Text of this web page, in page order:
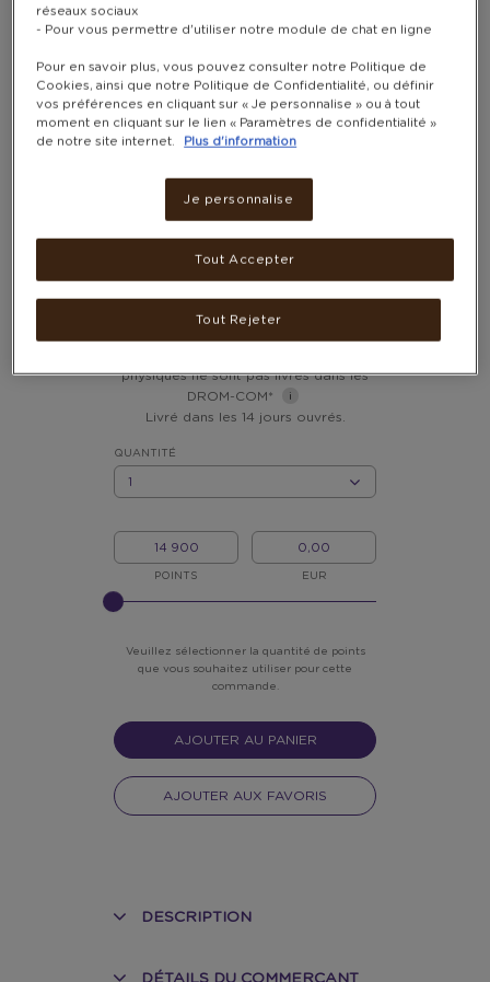
SET SACOCHE RECYCLAGE
RETRO (3 PIÈCES) − BALVI
physiques ne sont pas livrés dans les
DROM-COM*
Livré dans les 14 jours ouvrés.
QUANTITÉ
MON/MA
POINTS
POINTS
MON
ARGENT
EUR
?
Veuillez sélectionner la quantité de points
que vous souhaitez utiliser pour cette
commande.
AJOUTER AU PANIER
AJOUTER AUX FAVORIS
DESCRIPTION
DÉTAILS DU COMMERÇANT
réseaux sociaux
- Pour vous permettre d'utiliser notre module de chat en ligne
Pour en savoir plus, vous pouvez consulter notre Politique de
Cookies, ainsi que notre Politique de Confidentialité, ou définir
vos préférences en cliquant sur « Je personnalise » ou à tout
moment en cliquant sur le lien « Paramètres de confidentialité »
de notre site internet.
Plus d'information
Je personnalise
Tout Rejeter
Tout Accepter